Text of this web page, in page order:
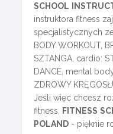
SCHOOL
instruktora fitness
specjalistycznych ze
BODY WORKOUT,
SZTANGA, cardio:
DANCE, mental
ZDROWY
Jeśli więc chcesz
fitness,
FITNESS
POLAND - pięknie